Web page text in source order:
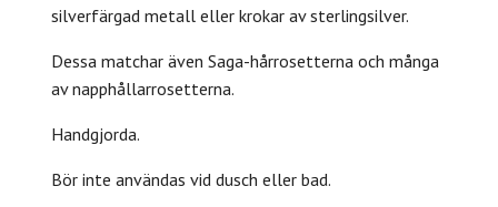
silverfärgad metall eller krokar av sterlingsilver.
Dessa matchar även Saga-hårrosetterna och många
av napphållarrosetterna.
Handgjorda.
Bör inte användas vid dusch eller bad.